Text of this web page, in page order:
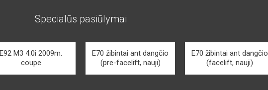
Specialūs pasiūlymai
E92 M3 4.0i 2009m.
coupe
E70 žibintai ant dangčio
(pre-facelift, nauji)
E70 žibintai ant dangčio
(facelift, nauji)